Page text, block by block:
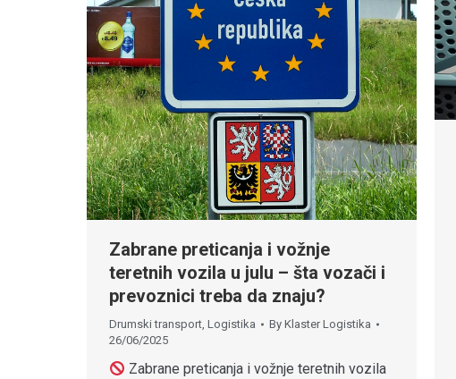
Zabrane preticanja i vožnje
teretnih vozila u julu – šta vozači i
prevoznici treba da znaju?
Drumski transport, Logistika By Klaster Logistika
26/06/2025
Zabrane preticanja i vožnje teretnih vozila